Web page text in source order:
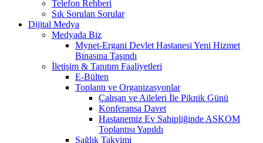
Telefon Rehberi
Sık Sorulan Sorular
Dijital Medya
Medyada Biz
Mynet-Ergani Devlet Hastanesi Yeni Hizmet
Binasına Taşındı
İletişim & Tanıtım Faaliyetleri
E-Bülten
Toplantı ve Organizasyonlar
Çalışan ve Aileleri İle Piknik Günü
Konferansa Davet
Hastanemiz Ev Sahipliğinde ASKOM
Toplantısı Yapıldı
Sağlık Takvimi